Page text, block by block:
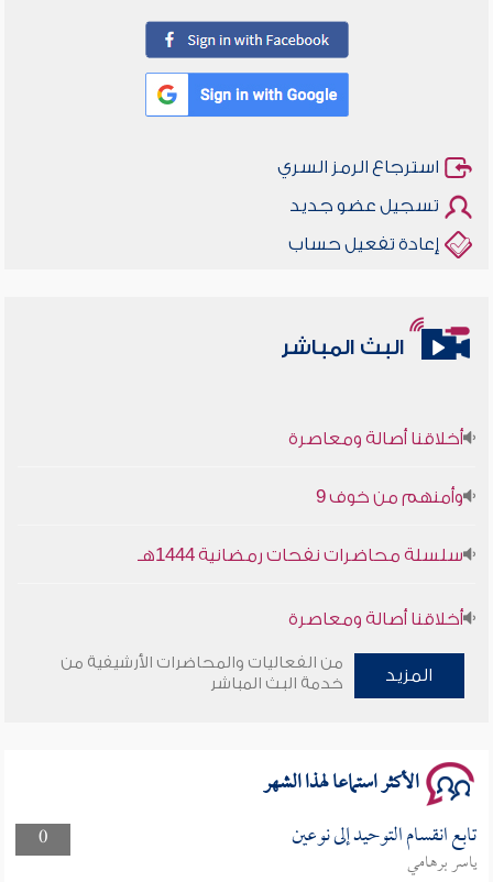
استرجاع الرمز السري
تسجيل عضو جديد
إعادة تفعيل حساب
البث المباشر
أخلاقنا أصالة ومعاصرة
وأمنهم من خوف 9
سلسلة محاضرات نفحات رمضانية 1444هـ
أخلاقنا أصالة ومعاصرة
وأمنهم من خوف 9
المزيد
من الفعاليات والمحاضرات الأرشيفية من
خدمة البث المباشر
الأكثر استماعا لهذا الشهر
0 تابع انقسام التوحيد إلى نوعين
ياسر برهامي